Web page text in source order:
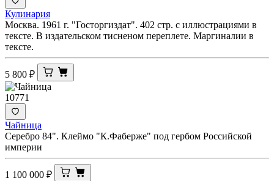
Кулинария
Москва. 1961 г. "Госторгиздат". 402 стр. с иллюстрациями в
тексте. В издательском тисненом переплете. Маргиналии в
тексте.
5 800 ₽
10771
Чайница
Серебро 84". Клеймо "К.Фаберже" под гербом Российской
империи
1 100 000 ₽